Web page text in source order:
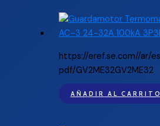
https://eref.se.com//ar/
pdf/GV2ME32GV2ME32
AÑADIR AL CARRITO